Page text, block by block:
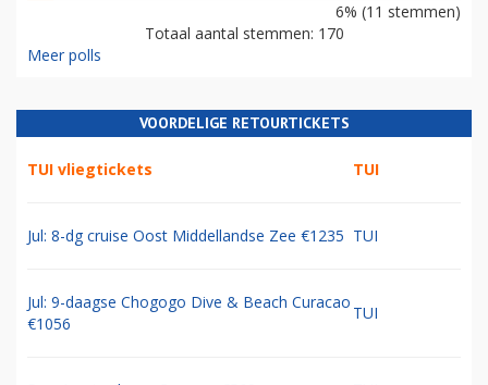
6% (11 stemmen)
Totaal aantal stemmen: 170
Meer polls
VOORDELIGE RETOURTICKETS
TUI vliegtickets TUI
Jul: 8-dg cruise Oost Middellandse Zee €1235 TUI
Jul: 9-daagse Chogogo Dive & Beach Curacao
€1056
TUI